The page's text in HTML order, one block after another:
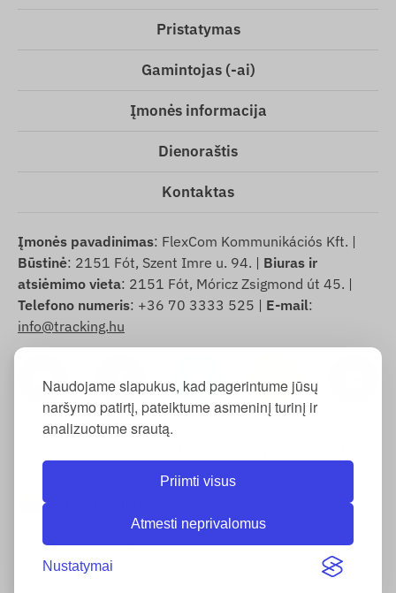
Naudojame slapukus, kad pagerintume jūsų
naršymo patirtį, pateiktume asmeninį turinį ir
analizuotume srautą.
Priimti visus
Atmesti neprivalomus
Nustatymai
Pristatymas
Gamintojas (-ai)
Įmonės informacija
Dienoraštis
Kontaktas
Įmonės pavadinimas: FlexCom Kommunikációs Kft. |
Būstinė: 2151 Fót, Szent Imre u. 94. | Biuras ir
atsiėmimo vieta: 2151 Fót, Móricz Zsigmond út 45. |
Telefono numeris: +36 70 3333 525 | E-mail:
info@tracking.hu
Visos teisės saugomos.
-Grąžinimo politika-Impressum
ir atsakomybė už trūkumus-Atsisakymo pareiškimo pavyzdys
Atsisakymo teisė
Bendrosios sąlygos ir